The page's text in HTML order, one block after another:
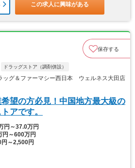
この求人に興味がある
保存する
ドラッグストア（調剤併設）
ッグ＆ファーマシー西日本 ウェルネス大田店
希望の方必見！中国地方最大級の
アです。
円～37.0万円
円～600万円
円～2,500円